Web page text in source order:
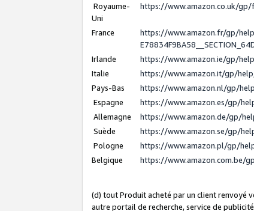
Royaume-
Uni
https://www.amazon.co.uk/
France
https://www.amazon.fr/gp/
Irlande
https://www.amazon.ie/gp/
Italie
https://www.amazon.it/gp/
Pays-Bas
https://www.amazon.nl/gp/
Espagne
https://www.amazon.es/gp/
Allemagne
https://www.amazon.de/gp/
Suède
https://www.amazon.se/gp/
Pologne
https://www.amazon.pl/gp/
Belgique
https://www.amazon.com.be/
(d) tout Produit acheté par un client renvoyé
autre portail de recherche, service de